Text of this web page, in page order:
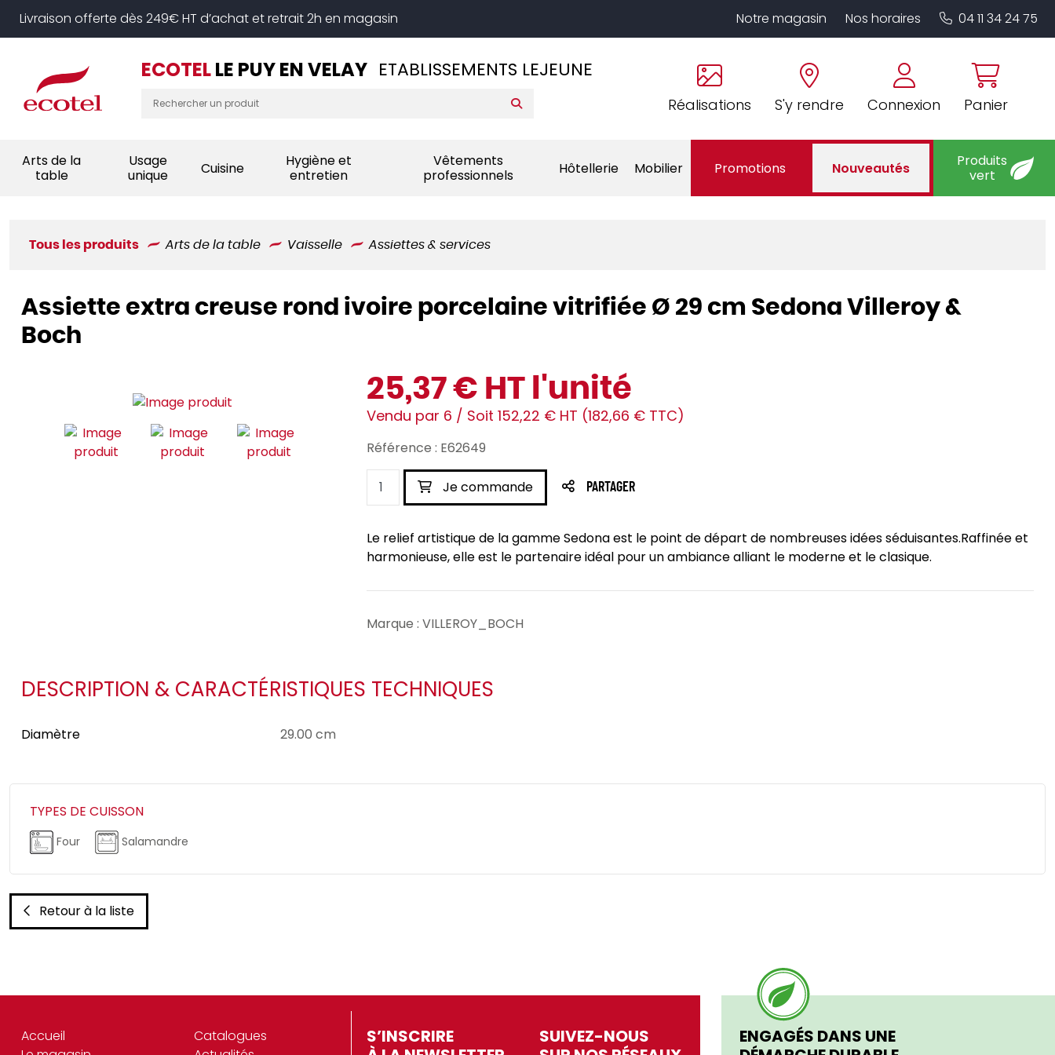
Livraison offerte dès 249€ HT d’achat et retrait 2h en magasin
Réalisations S'y rendre Connexion Panier
ECOTELLE PUY EN VELAY ETABLISSEMENTS LEJEUNE
Notre magasin Nos horaires 04 11 34 24 75
Arts de la
table
Usage
unique
Cuisine
Hygiène et
entretien
Vêtements
professionnels
Hôtellerie Mobilier Promotions Nouveautés
Produits
vert
Tous les produits Arts de la table Vaisselle Assiettes & services
Assiette extra creuse rond ivoire porcelaine vitrifiée Ø 29 cm Sedona Villeroy &
Boch
25,37 € HT l'unité
Vendu par 6 / Soit 152,22 € HT (182,66 € TTC)
Référence : E62649
Je commande PARTAGER
Le relief artistique de la gamme Sedona est le point de départ de nombreuses idées séduisantes.Raffinée et
harmonieuse, elle est le partenaire idéal pour un ambiance alliant le moderne et le clasique.
Marque : VILLEROY_BOCH
DESCRIPTION & CARACTÉRISTIQUES TECHNIQUES
Diamètre 29.00 cm
TYPES DE CUISSON
Four Salamandre
Retour à la liste
ENGAGÉS DANS UNE
Accueil
Catalogues
S’INSCRIRE
SUIVEZ-NOUS
Panneau de gestion des cookies